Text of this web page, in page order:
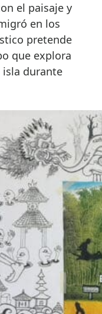
el paisaje y
en los
pretende
que explora
isla durante